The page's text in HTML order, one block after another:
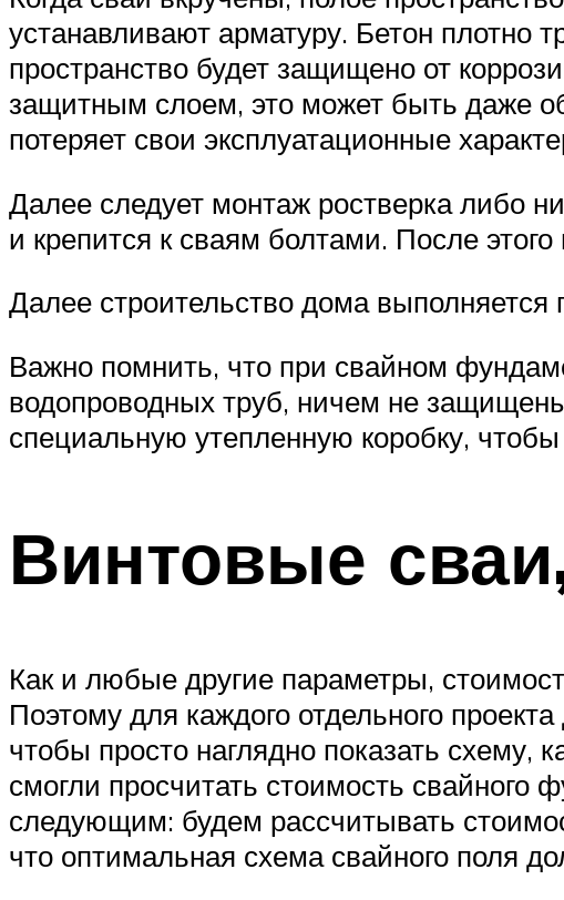
устанавливают арматуру. Бетон плотно
пространство будет защищено от
защитным слоем, это может быть даже
потеряет свои эксплуатационные
Далее следует монтаж ростверка либо
и крепится к сваям болтами. После
Далее строительство дома выполняется
Важно помнить, что при свайном
водопроводных труб, ничем не
специальную утепленную коробку,
Винтовые
Как и любые другие параметры,
Поэтому для каждого отдельного
чтобы просто наглядно показать схему,
смогли просчитать стоимость свайного
следующим: будем рассчитывать
что оптимальная схема свайного поля